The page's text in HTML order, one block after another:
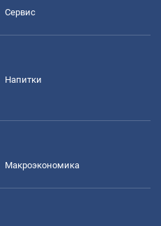
Сервис
Напитки
Mакроэкономика